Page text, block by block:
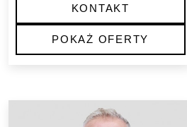
KONTAKT
POKAŻ OFERTY